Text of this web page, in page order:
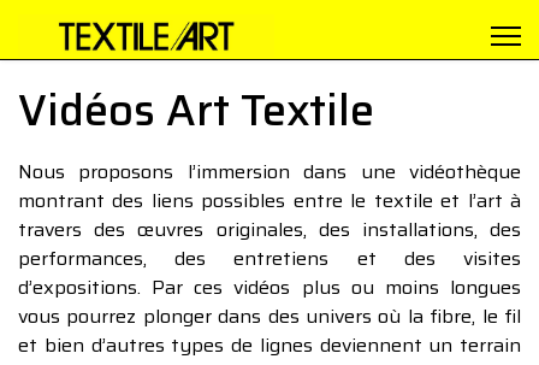
Vidéos Art Textile
Nous proposons l’immersion dans une vidéothèque
montrant des liens possibles entre le textile et l’art à
travers des œuvres originales, des installations, des
performances, des entretiens et des visites
d’expositions. Par ces vidéos plus ou moins longues
vous pourrez plonger dans des univers où la fibre, le fil
et bien d’autres types de lignes deviennent un terrain